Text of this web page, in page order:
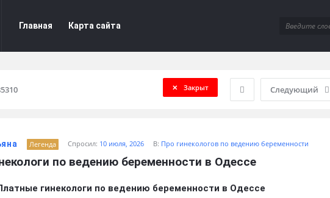
Отзывы
Navigation
Главная Карта сайта
Следующий
Закрыт
Легенда Спросил: 10 июля, 2026 В: Про гинекологов по ведению беременности
по ведению беременности в Одессе
гинекологи по ведению беременности в Одессе